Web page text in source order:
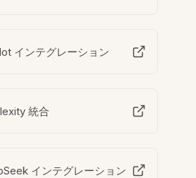
インテグレーション
統合
インテグレーション